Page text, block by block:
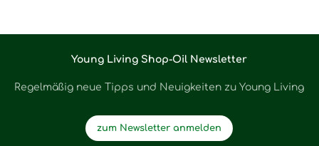
Young Living Shop-Oil Newsletter
Regelmäßig neue Tipps und Neuigkeiten zu Young Living
zum Newsletter anmelden